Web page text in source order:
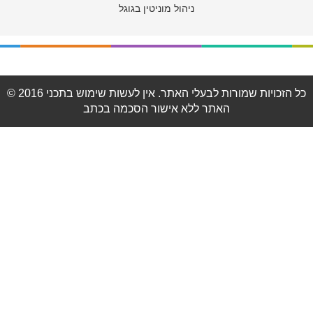
ניהול מוניטין בגוגל
© 2016 כל הזכויות שמורות לבעלי האתר. אין לעשות שימוש בתכני
האתר ללא אישור הסכמה בכתב